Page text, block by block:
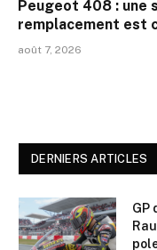
Peugeot 408 : une
remplacement est
août 7, 2026
DERNIERS ARTICLES
GP